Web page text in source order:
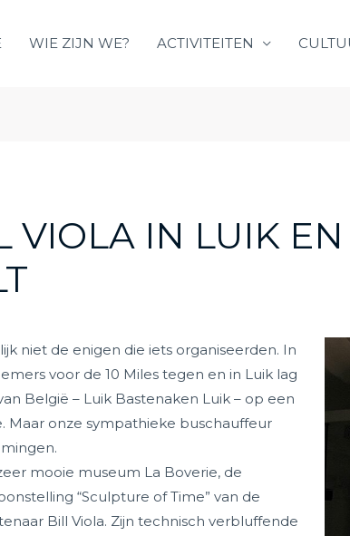
WIE ZIJN WE? ACTIVITEITEN
VIOLA IN LUIK
niet de enigen die iets organiseerden. In
voor de 10 Miles tegen en in Luik lag
België – Luik Bastenaken Luik – op een
Maar onze sympathieke buschauffeur
mooie museum La Boverie, de
“Sculpture of Time” van de
Bill Viola. Zijn technisch verbluffende